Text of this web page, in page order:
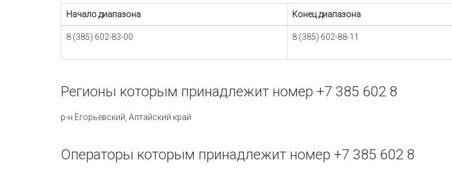
Начало диапазона Конец диапазона
8 (385) 602-83-00 8 (385) 602-88-11
Регионы которым принадлежит номер +7 385 602 8
р-н Егорьевский, Алтайский край
Операторы которым принадлежит номер +7 385 602 8